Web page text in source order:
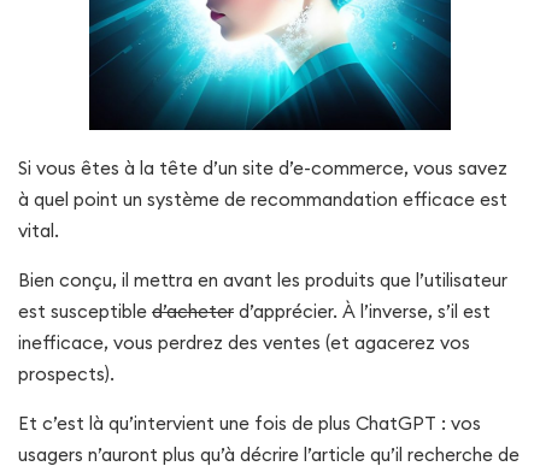
Si vous êtes à la tête d’un site d’e-commerce, vous savez
à quel point un système de recommandation efficace est
vital.
Bien conçu, il mettra en avant les produits que l’utilisateur
est susceptible d’acheter d’apprécier. À l’inverse, s’il est
inefficace, vous perdrez des ventes (et agacerez vos
prospects).
Et c’est là qu’intervient une fois de plus ChatGPT : vos
usagers n’auront plus qu’à décrire l’article qu’il recherche de